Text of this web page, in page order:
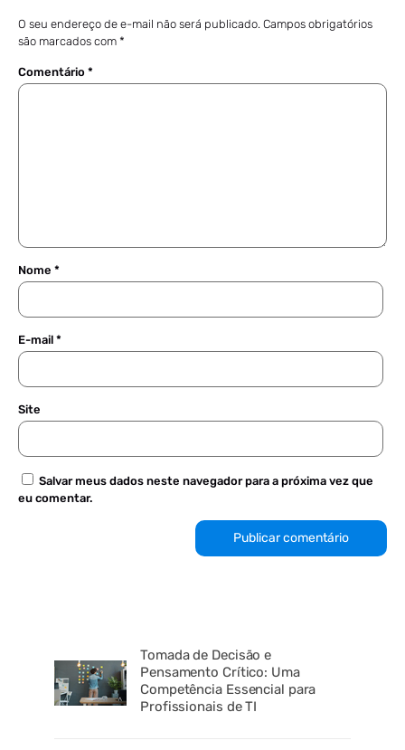
O seu endereço de e-mail não será publicado. Campos obrigatórios
são marcados com *
Comentário *
Nome *
E-mail *
Site
Salvar meus dados neste navegador para a próxima vez que
eu comentar.
Tomada de Decisão e
Pensamento Crítico: Uma
Competência Essencial para
Profissionais de TI